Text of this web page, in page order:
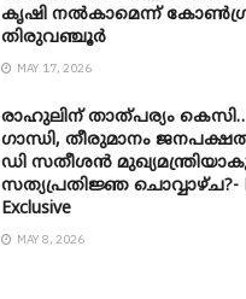
കൃഷി നൽകാമെന്ന്
തിരുവഞ്ചൂർ
MAY 17, 2026
രാഹുലിന് താത്പര്യം
​ഗാന്ധി, തീരുമാനം
ഡി സതീശൻ
സത്യപ്രതിജ്ഞ ചൊവ്വാഴ്ച?-
Exclusive
MAY 8, 2026